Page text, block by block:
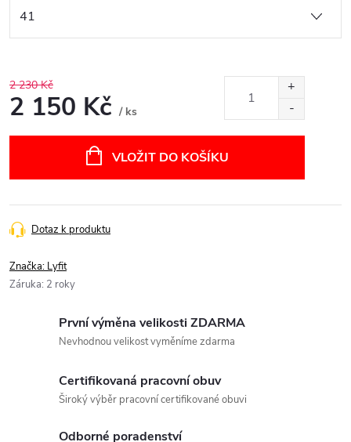
2 230 Kč
2 150 Kč / ks
VLOŽIT DO KOŠÍKU
Dotaz k produktu
Značka: Lyfit
Záruka: 2 roky
První výměna velikosti ZDARMA
Nevhodnou velikost vyměníme zdarma
Certifikovaná pracovní obuv
Široký výběr pracovní certifikované obuvi
Odborné poradenství